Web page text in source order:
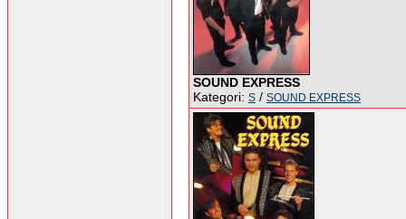
SOUND EXPRESS
Kategori: S / SOUND EXPRESS